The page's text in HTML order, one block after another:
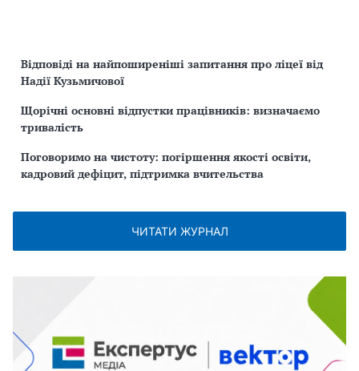
Відповіді на найпоширеніші запитання про ліцеї від
Надії Кузьмичової
Щорічні основні відпустки працівників: визначаємо
тривалість
Поговоримо на чистоту: погіршення якості освіти,
кадровий дефіцит, підтримка вчительства
ЧИТАТИ ЖУРНАЛ